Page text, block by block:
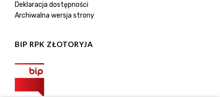
Deklaracja dostępności
Archiwalna wersja strony
BIP RPK ZŁOTORYJA